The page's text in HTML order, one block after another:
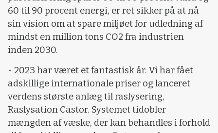
60 til 90 procent energi, er ret sikker på at nå
sin vision om at spare miljøet for udledning af
mindst en million tons CO2 fra industrien
inden 2030.
- 2023 har været et fantastisk år. Vi har fået
adskillige internationale priser og lanceret
verdens største anlæg til raslysering,
Raslysation Castor. Systemet tidobler
mængden af væske, der kan behandles i forhold